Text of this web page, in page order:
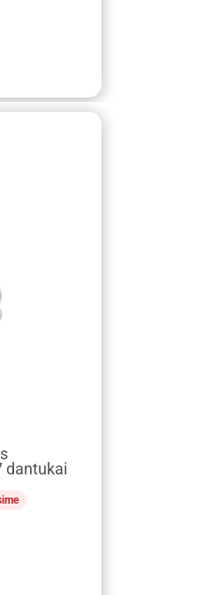
dantukai